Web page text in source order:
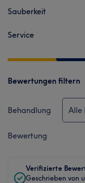
Sauberkeit
Service
Bewertungen filtern
Behandlung Alle
Bewertung
Verifizierte
Geschrieben von